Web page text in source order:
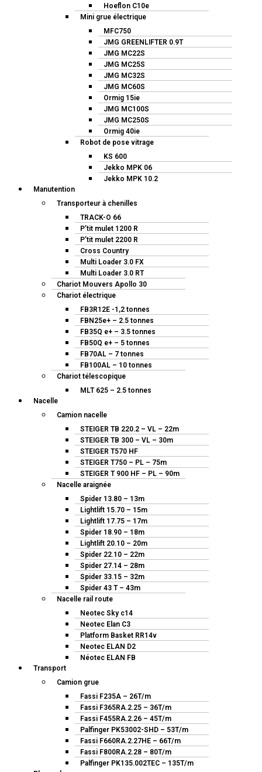
Hoeflon C10e
Mini grue électrique
MFC750
JMG GREENLIFTER 0.9T
JMG MC22S
JMG MC25S
JMG MC32S
JMG MC60S
Ormig 15ie
JMG MC100S
JMG MC250S
Ormig 40ie
Robot de pose vitrage
KS 600
Jekko MPK 06
Jekko MPK 10.2
Manutention
Transporteur à chenilles
TRACK-O 66
P’tit mulet 1200 R
P’tit mulet 2200 R
Cross Country
Multi Loader 3.0 FX
Multi Loader 3.0 RT
Chariot Mouvers Apollo 30
Chariot électrique
FB3R12E -1,2 tonnes
FBN25e+ – 2.5 tonnes
FB35Q e+ – 3.5 tonnes
FB50Q e+ – 5 tonnes
FB70AL – 7 tonnes
FB100AL – 10 tonnes
Chariot télescopique
MLT 625 – 2.5 tonnes
Nacelle
Camion nacelle
STEIGER TB 220.2 – VL – 22m
STEIGER TB 300 – VL – 30m
STEIGER T570 HF
STEIGER T750 – PL – 75m
STEIGER T 900 HF – PL – 90m
Nacelle araignée
Spider 13.80 – 13m
Lightlift 15.70 – 15m
Lightlift 17.75 – 17m
Spider 18.90 – 18m
Lightlift 20.10 – 20m
Spider 22.10 – 22m
Spider 27.14 – 28m
Spider 33.15 – 32m
Spider 43 T – 43m
Nacelle rail route
Neotec Sky c14
Neotec Elan C3
Platform Basket RR14v
Neotec ELAN D2
Néotec ELAN FB
Transport
Camion grue
Fassi F235A – 26T/m
Fassi F365RA.2.25 – 36T/m
Fassi F455RA.2.26 – 45T/m
Palfinger PK53002-SHD – 53T/m
Fassi F660RA.2.27HE – 66T/m
Fassi F800RA.2.28 – 80T/m
Palfinger PK135.002TEC – 135T/m